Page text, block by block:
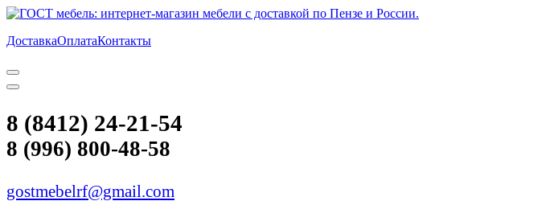
ДоставкаОплатаКонтакты
8 (8412) 24-21-54
8 (996) 800-48-58
gostmebelrf@gmail.com